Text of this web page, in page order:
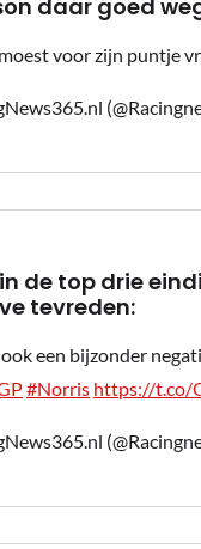
daar goed
voor zijn puntje
de top drie
tevreden:
een bijzonder
#Norris https://t.co/